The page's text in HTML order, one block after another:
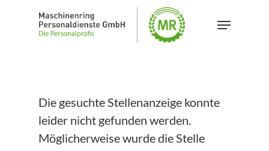
Menu
Die gesuchte Stellenanzeige konnte
leider nicht gefunden werden.
Möglicherweise wurde die Stelle